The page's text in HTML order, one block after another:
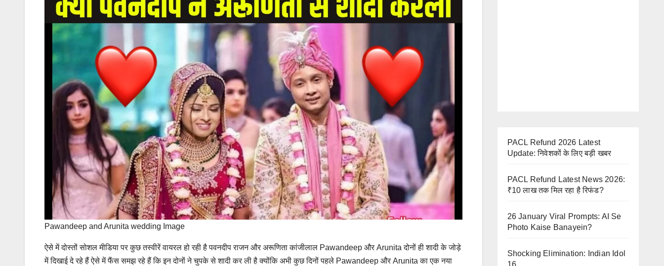
Pawandeep and Arunita wedding Image
ऐसे में दोस्तों सोशल मीडिया पर कुछ तस्वीरें वायरल हो रही है पवनदीप राजन और अरूणिता कांजीलाल Pawandeep और Arunita दोनों ही शादी के जोड़े
में दिखाई दे रहे हैं ऐसे में फैंस समझ रहे हैं कि इन दोनों ने चुपके से शादी कर ली है क्योंकि अभी कुछ दिनों पहले Pawandeep और Arunita का एक नया
PACL Refund 2026 Latest
Update: निवेशकों के लिए बड़ी खबर
PACL Refund Latest News 2026:
₹10 लाख तक मिल रहा है रिफंड?
26 January Viral Prompts: AI Se
Photo Kaise Banayein?
Shocking Elimination: Indian Idol
16